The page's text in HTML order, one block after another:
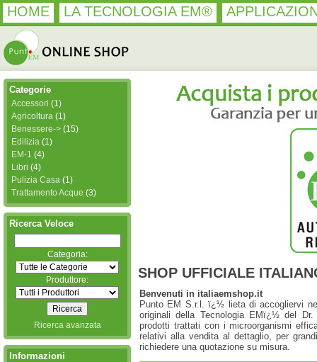
HOME LA TECNOLOGIA EM®
SHOP UFFICIALE
Benvenuti in italiaemshop.it
Punto EM S.r.l. ï¿½ lieta di accogliervi
originali della Tecnologia EMï¿½ del
prodotti trattati con i microorganismi
relativi alla vendita al dettaglio, per
richiedere una quotazione su misura.
Categorie
Accessori (1)
Agricoltura (1)
Benessere-> (15)
Edilizia (1)
EM-1 (4)
Libri (4)
Pulizia Casa (1)
Trattamento Acque (3)
Ricerca Veloce
Categoria:
Produttore:
Ricerca avanzata
Informazioni